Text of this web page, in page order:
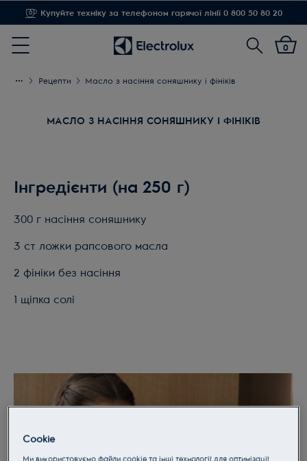
Доставка від 1,20 грн
Menu
Пошук
0
Рецепти Масло з насіння соняшнику і фініків
МАСЛО З НАСІННЯ СОНЯШНИКУ І ФІНІКІВ
Інгредієнти (на 250 г)
300 г насіння соняшнику
3 ст ложки рапсового масла
2 фініки без насіння
1 щіпка солі
Cookie
Ми використовуємо файли cookie та інші технології для оптимізації